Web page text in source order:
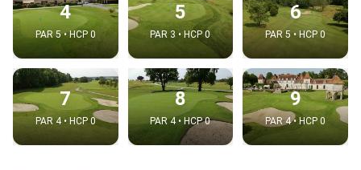
4
PAR 5 • HCP 0
5
PAR 3 • HCP 0
6
PAR 5 • HCP 0
7
PAR 4 • HCP 0
8
PAR 4 • HCP 0
9
PAR 4 • HCP 0